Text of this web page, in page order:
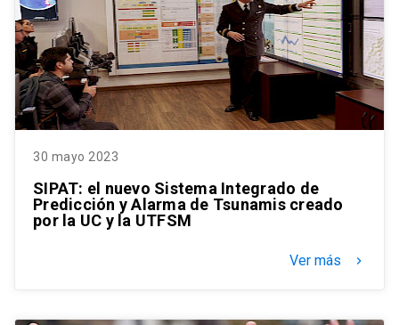
30 mayo 2023
SIPAT: el nuevo Sistema Integrado de
Predicción y Alarma de Tsunamis creado
por la UC y la UTFSM
Ver más keyboard_arrow_right